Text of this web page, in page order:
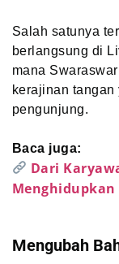
Salah satunya
berlangsung di
mana
kerajinan
pengunjung.
Baca juga:
Dari
Mengubah